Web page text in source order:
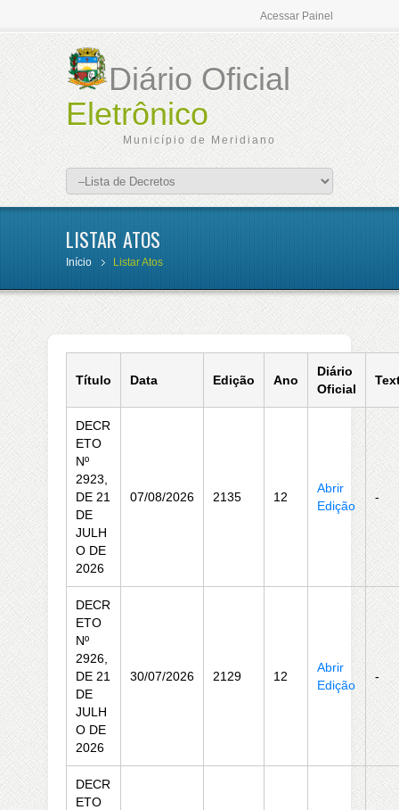
Acessar Painel
Diário Oficial
Eletrônico
Município de Meridiano
LISTAR ATOS
Início Listar Atos
Título Data Edição Ano
Diário
Oficial
DECR
ETO
Nº
2923,
DE 21
DE
JULH
O DE
2026
07/08/2026 2135 12
Abrir
Edição
-
DECR
ETO
Nº
2926,
DE 21
DE
JULH
O DE
2026
30/07/2026 2129 12
Abrir
Edição
-
DECR
ETO